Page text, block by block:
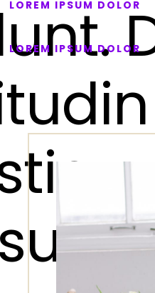
LOREM IPSUM DOLOR
LOREM IPSUM DOLOR